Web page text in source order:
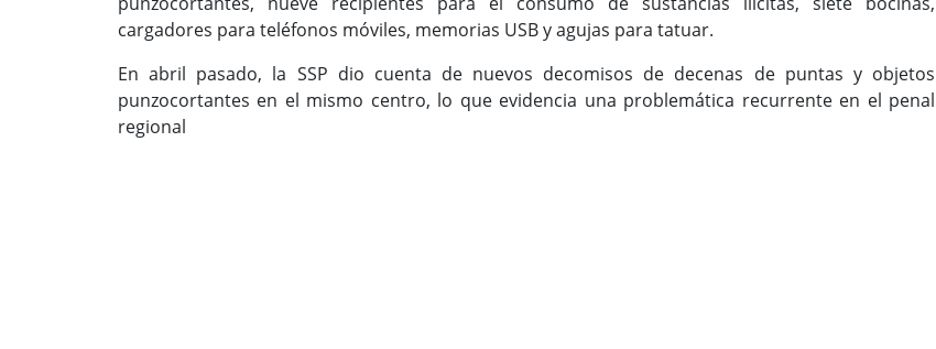
cargadores para teléfonos móviles, memorias USB y agujas para tatuar.
En abril pasado, la SSP dio cuenta de nuevos decomisos de decenas de puntas y objetos
punzocortantes en el mismo centro, lo que evidencia una problemática recurrente en el penal
regional